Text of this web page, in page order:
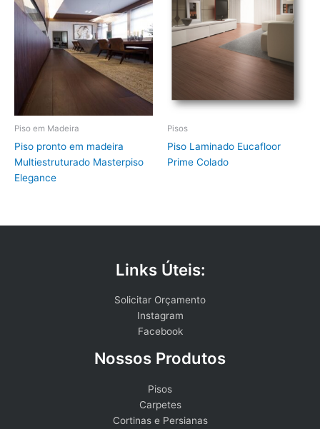
Piso em Madeira
Piso pronto em madeira
Multiestruturado Masterpiso
Elegance
Pisos
Piso Laminado Eucafloor
Prime Colado
Links Úteis:
Solicitar Orçamento
Instagram
Facebook
Nossos Produtos
Pisos
Carpetes
Cortinas e Persianas